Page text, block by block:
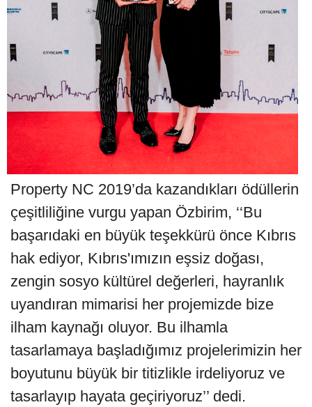
Property NC 2019’da kazandıkları ödüllerin
çeşitliliğine vurgu yapan Özbirim, ‘‘Bu
başarıdaki en büyük teşekkürü önce Kıbrıs
hak ediyor, Kıbrıs'ımızın eşsiz doğası,
zengin sosyo kültürel değerleri, hayranlık
uyandıran mimarisi her projemizde bize
ilham kaynağı oluyor. Bu ilhamla
tasarlamaya başladığımız projelerimizin her
boyutunu büyük bir titizlikle irdeliyoruz ve
tasarlayıp hayata geçiriyoruz’’ dedi.